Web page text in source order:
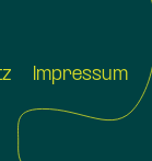
Impressum